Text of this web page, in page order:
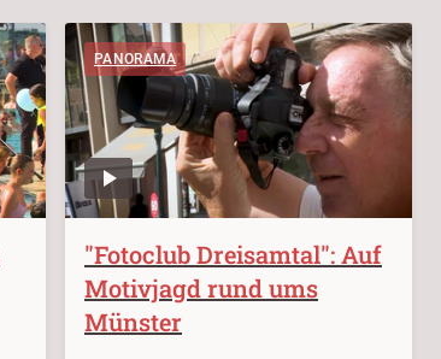
PANORAMA
"Fotoclub Dreisamtal": Auf
Motivjagd rund ums
Münster